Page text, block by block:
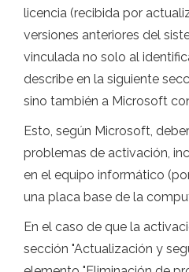
licencia (recibida por
versiones anteriores del
vinculada no solo al
describe en la siguiente
sino también a Microsoft
Esto, según Microsoft,
problemas de activación,
en el equipo informático
una placa base de la
En el caso de que la
sección "Actualización y